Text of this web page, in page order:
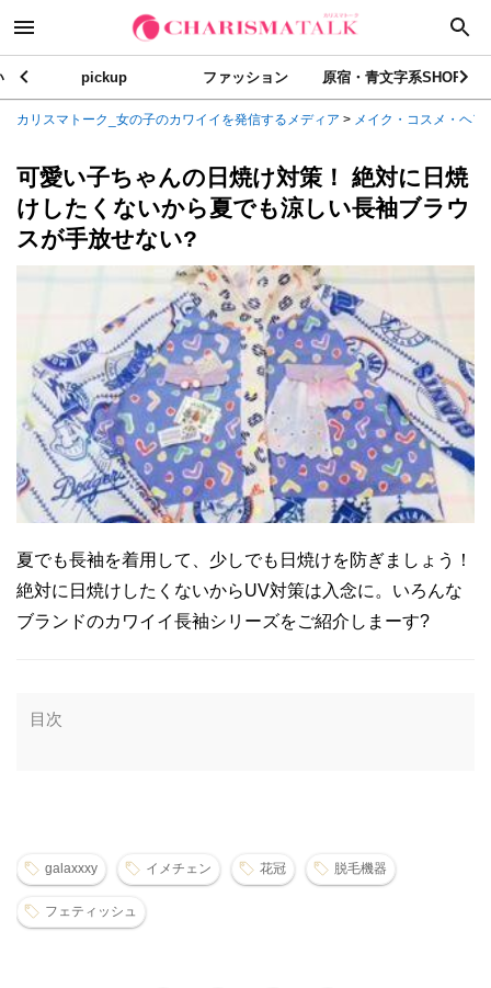
pickup ファッション 原宿・青文字系SHOP
カリスマトーク_女の子のカワイイを発信するメディア > メイク・コスメ・ヘア
可愛い子ちゃんの日焼け対策！ 絶対に日焼
けしたくないから夏でも涼しい長袖ブラウ
スが手放せない?
夏でも長袖を着用して、少しでも日焼けを防ぎましょう！
絶対に日焼けしたくないからUV対策は入念に。いろんな
ブランドのカワイイ長袖シリーズをご紹介しまーす?
目次
galaxxxy イメチェン 花冠 脱毛機器
フェティッシュ